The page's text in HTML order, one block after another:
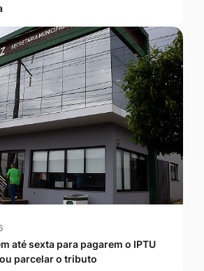
até sexta para pagarem o IPTU
parcelar o tributo